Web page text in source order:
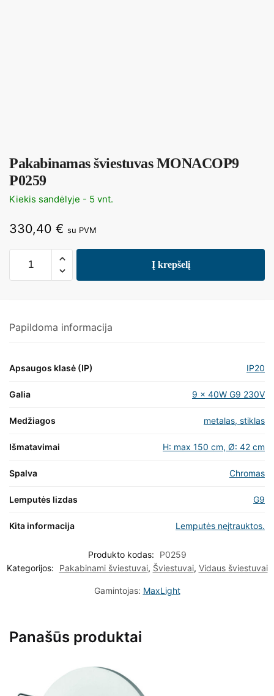
Pakabinamas šviestuvas MONACOP9
P0259
Kiekis sandėlyje - 5 vnt.
330,40 € su PVM
Į krepšelį
Papildoma informacija
Apsaugos klasė (IP) IP20
Galia 9 x 40W G9 230V
Medžiagos metalas, stiklas
Išmatavimai H: max 150 cm, Ø: 42 cm
Spalva Chromas
Lemputės lizdas G9
Kita informacija Lemputės neįtrauktos.
Produkto kodas:
P0259
Kategorijos:
Pakabinami šviestuvai, Šviestuvai, Vidaus šviestuvai
Gamintojas: MaxLight
Panašūs produktai